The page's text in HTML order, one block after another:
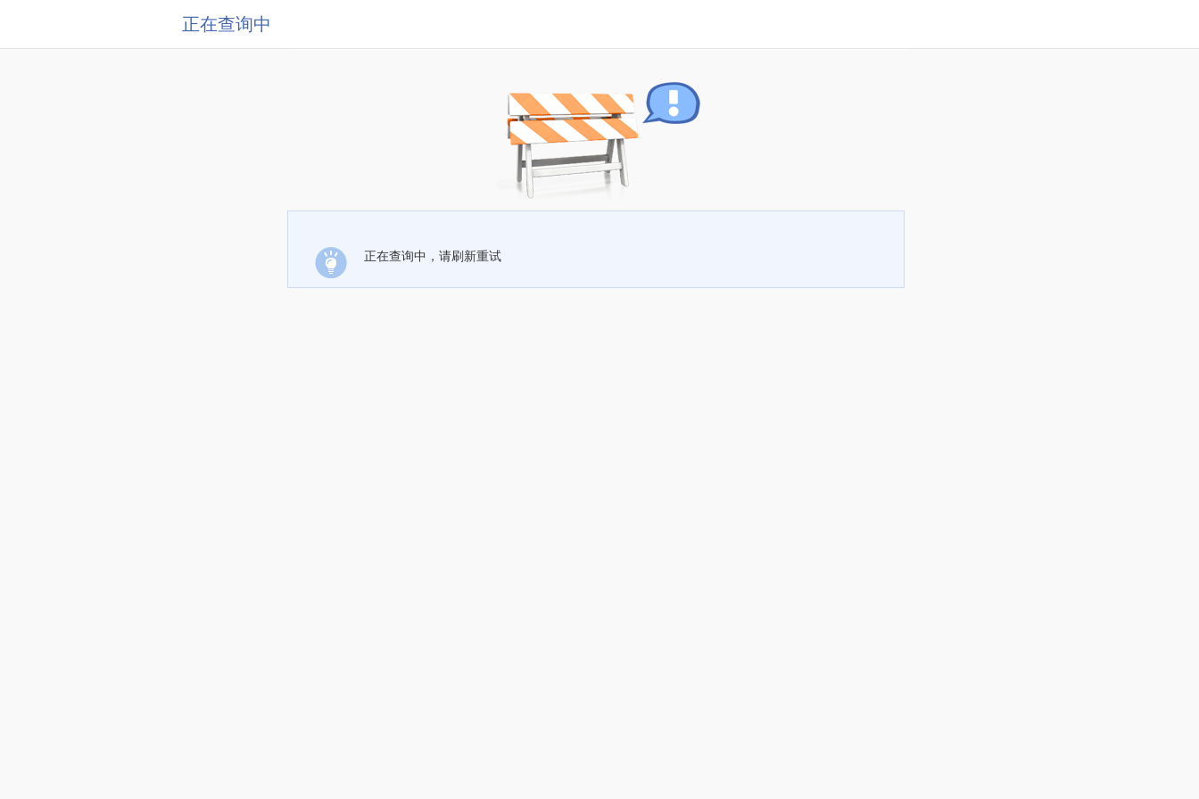
正在查询中
正在查询中，请刷新重试